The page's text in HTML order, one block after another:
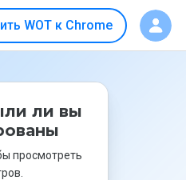
WOT к Chrome
ли вы
просмотреть